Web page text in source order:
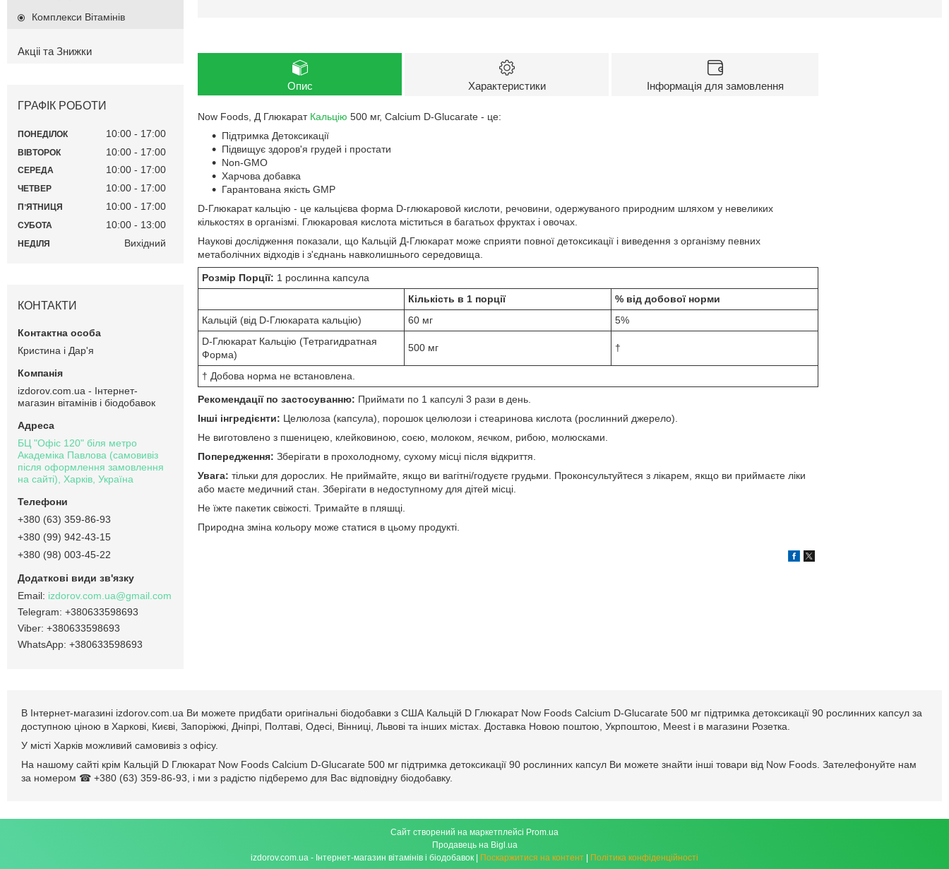
Опис Характеристики Інформація для замовлення
Now Foods, Д Глюкарат Кальцію 500 мг, Calcium D-Glucarate - це:
Підтримка Детоксикації
Підвищує здоров'я грудей і простати
Non-GMO
Харчова добавка
Гарантована якість GMP
D-Глюкарат кальцію - це кальцієва форма D-глюкаровой кислоти, речовини, одержуваного природним шляхом у невеликих
кількостях в організмі. Глюкаровая кислота міститься в багатьох фруктах і овочах.
Наукові дослідження показали, що Кальцій Д-Глюкарат може сприяти повної детоксикації і виведення з організму певних
метаболічних відходів і з'єднань навколишнього середовища.
Розмір Порції: 1 рослинна капсула
Кількість в 1 порції
% від добової норми
Кальцій (від D-Глюкарата кальцію)
60 мг
5%
D-Глюкарат Кальцію (Тетрагидратная
Форма)
500 мг †
† Добова норма не встановлена.
Рекомендації по застосуванню: Приймати по 1 капсулі 3 рази в день.
Інші інгредієнти: Целюлоза (капсула), порошок целюлози і стеаринова кислота (рослинний джерело).
Не виготовлено з пшеницею, клейковиною, соєю, молоком, яєчком, рибою, молюсками.
Попередження: Зберігати в прохолодному, сухому місці після відкриття.
Увага: тільки для дорослих. Не приймайте, якщо ви вагітні/годуєте грудьми. Проконсультуйтеся з лікарем, якщо ви приймаєте ліки
або маєте медичний стан. Зберігати в недоступному для дітей місці.
Не їжте пакетик свіжості. Тримайте в пляшці.
Природна зміна кольору може статися в цьому продукті.
Комплекси Вітамінів
Акціі та Знижки
ГРАФІК РОБОТИ
ПОНЕДІЛОК 10:00 17:00
ВІВТОРОК 10:00 17:00
СЕРЕДА 10:00 17:00
ЧЕТВЕР 10:00 17:00
ПʼЯТНИЦЯ 10:00 17:00
СУБОТА 10:00 13:00
НЕДІЛЯ Вихідний
КОНТАКТИ
Кристина і Дар'я
izdorov.com.ua - Інтернет-
магазин вітамінів і біодобавок
БЦ "Офіс 120" біля метро
Академіка Павлова (самовивіз
після оформлення замовлення
на сайті), Харків, Україна
+380 (63) 359-86-93
+380 (99) 942-43-15
+380 (98) 003-45-22
izdorov.com.ua@gmail.com
+380633598693
+380633598693
+380633598693
В Інтернет-магазині izdorov.com.ua Ви можете придбати оригінальні біодобавки з США Кальцій D Глюкарат Now Foods Calcium D-Glucarate 500 мг підтримка детоксикації 90 рослинних капсул за
доступною ціною в Харкові, Києві, Запоріжжі, Дніпрі, Полтаві, Одесі, Вінниці, Львові та інших містах. Доставка Новою поштою, Укрпоштою, Meest і в магазини Розетка.
У місті Харків можливий самовивіз з офісу.
На нашому сайті крім Кальцій D Глюкарат Now Foods Calcium D-Glucarate 500 мг підтримка детоксикації 90 рослинних капсул Ви можете знайти інші товари від Now Foods. Зателефонуйте нам
за номером ☎ +380 (63) 359-86-93, і ми з радістю підберемо для Вас відповідну біодобавку.
Сайт створений на маркетплейсі Prom.ua
Продавець на Bigl.ua
izdorov.com.ua - Інтернет-магазин вітамінів і біодобавок | Поскаржитися на контент | Політика конфіденційності